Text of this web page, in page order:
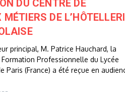
DU CENTRE DE
DE
principal, M. Patrice Hauchard, la
Professionnelle du Lycée
Paris (France) a été reçue en